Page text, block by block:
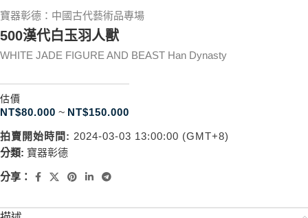
寶器彰德：中國古代藝術品專場
500漢代白玉羽人獸
WHITE JADE FIGURE AND BEAST Han Dynasty
估價
NT$80.000 ~ NT$150.000
拍賣開始時間: 2024-03-03 13:00:00 (GMT+8)
分類: 寶器彰德
分享：